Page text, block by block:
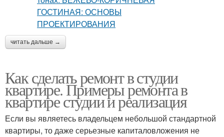
читать дальше →
Как сделать ремонт в студии
квартире. Примеры ремонта в
квартире студии и реализация
Если вы являетесь владельцем небольшой стандартной
квартиры, то даже серьезные капиталовложения не